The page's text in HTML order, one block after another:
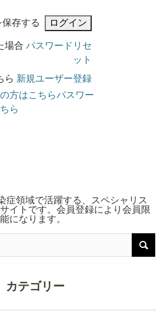
存する
場合 パスワードリセ
ット
ら 新規ユーザー登録
方はこちらパスワー
ら
症領域で活躍する、スペシャリス
イトです。会員登録により会員限
になります。
カテゴリー